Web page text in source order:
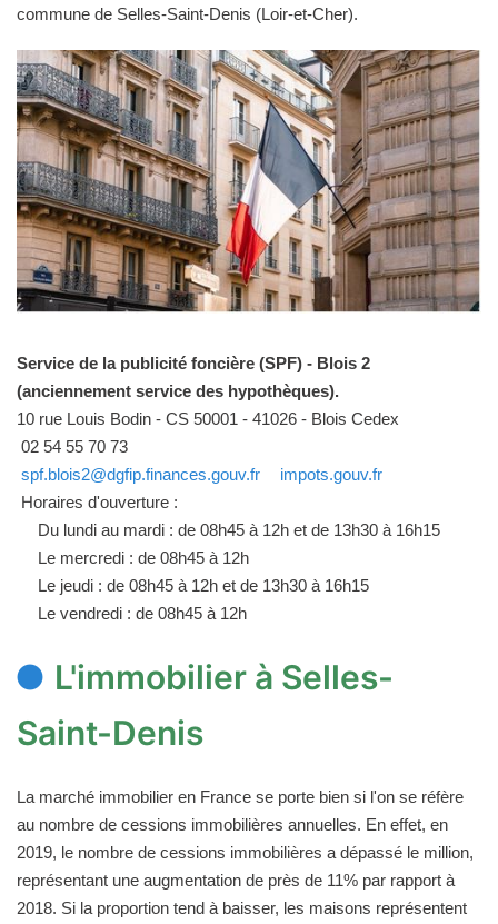
commune de Selles-Saint-Denis (Loir-et-Cher).
Service de la publicité foncière (SPF) - Blois 2
(anciennement service des hypothèques).
10 rue Louis Bodin - CS 50001 - 41026 - Blois Cedex
02 54 55 70 73
spf.blois2@dgfip.finances.gouv.fr
impots.gouv.fr
Horaires d'ouverture :
Du lundi au mardi : de 08h45 à 12h et de 13h30 à 16h15
Le mercredi : de 08h45 à 12h
Le jeudi : de 08h45 à 12h et de 13h30 à 16h15
Le vendredi : de 08h45 à 12h
L'immobilier à Selles-
Saint-Denis
La marché immobilier en France se porte bien si l'on se réfère
au nombre de cessions immobilières annuelles. En effet, en
2019, le nombre de cessions immobilières a dépassé le million,
représentant une augmentation de près de 11% par rapport à
2018. Si la proportion tend à baisser, les maisons représentent